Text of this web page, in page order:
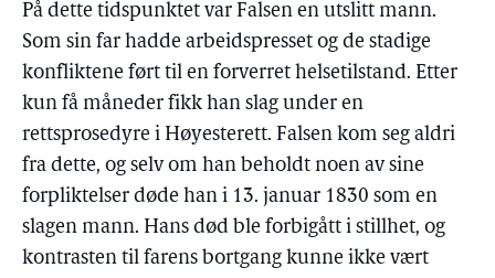
På dette tidspunktet var Falsen en utslitt mann.
Som sin far hadde arbeidspresset og de stadige
konfliktene ført til en forverret helsetilstand. Etter
kun få måneder fikk han slag under en
rettsprosedyre i Høyesterett. Falsen kom seg aldri
fra dette, og selv om han beholdt noen av sine
forpliktelser døde han i 13. januar 1830 som en
slagen mann. Hans død ble forbigått i stillhet, og
kontrasten til farens bortgang kunne ikke vært